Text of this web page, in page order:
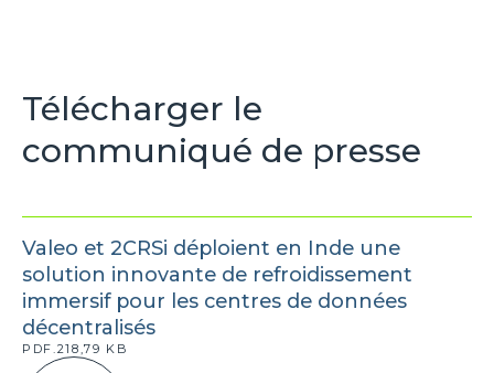
Télécharger le
communiqué de presse
Valeo et 2CRSi déploient en Inde une
solution innovante de refroidissement
immersif pour les centres de données
décentralisés
PDF.218,79 KB